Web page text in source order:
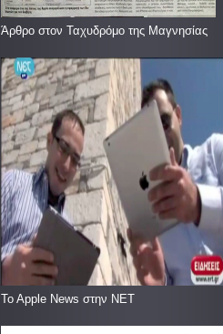
Άρθρο στον Ταχυδρόμο της Μαγνησίας
To Apple News στην ΝΕΤ